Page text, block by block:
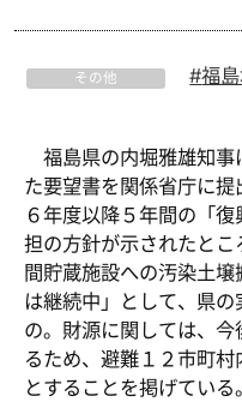
その他
福
福島県の内堀雅雄知事
た要望書を関係省庁に
６年度以降５年間の「
担の方針が示されたと
間貯蔵施設への汚染土
は継続中」として、県
の。財源に関しては、
るため、避難１２市町
とすることを掲げている。